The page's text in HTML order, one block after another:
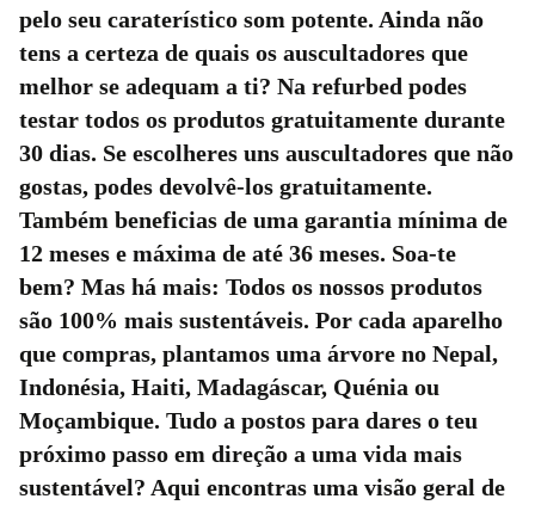
pelo seu caraterístico som potente. Ainda não
tens a certeza de quais os auscultadores que
melhor se adequam a ti? Na refurbed podes
testar todos os produtos gratuitamente durante
30 dias. Se escolheres uns auscultadores que não
gostas, podes devolvê-los gratuitamente.
Também beneficias de uma garantia mínima de
12 meses e máxima de até 36 meses. Soa-te
bem? Mas há mais: Todos os nossos produtos
são 100% mais sustentáveis. Por cada aparelho
que compras, plantamos uma árvore no Nepal,
Indonésia, Haiti, Madagáscar, Quénia ou
Moçambique. Tudo a postos para dares o teu
próximo passo em direção a uma vida mais
sustentável? Aqui encontras uma visão geral de